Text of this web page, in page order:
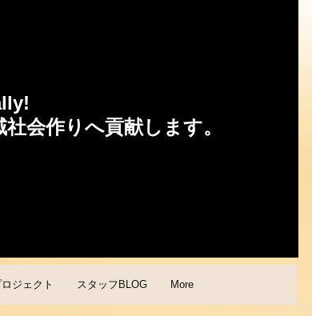
会作りへ貢献します。
ロジェクト スタッフBLOG More